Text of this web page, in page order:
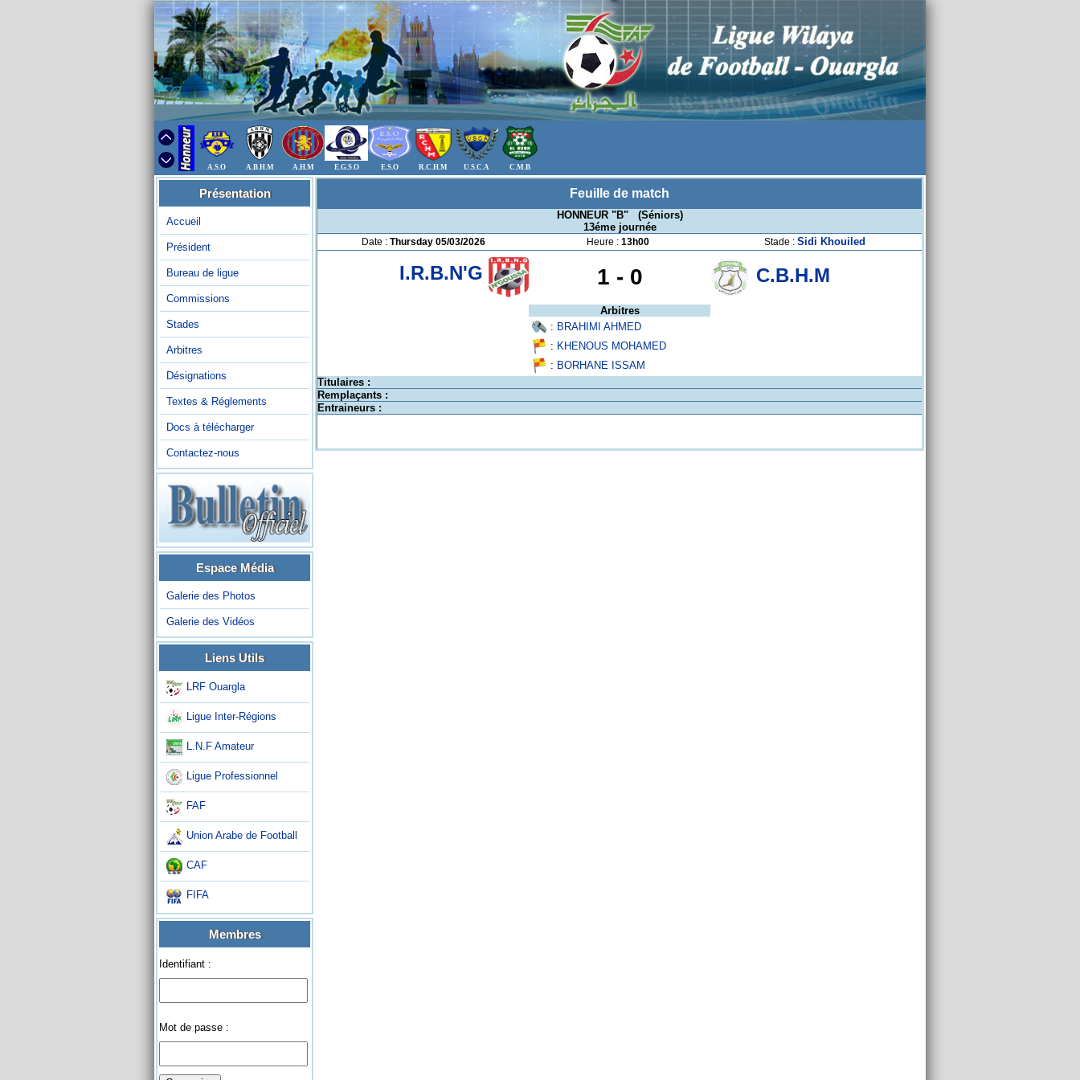
A.S.O A.B.H.M A.H.M E.G.S.O E.S.O R.C.H.M U.S.C.A C.M.B
Présentation
Accueil
Président
Bureau de ligue
Commissions
Stades
Arbitres
Désignations
Textes & Réglements
Docs à télécharger
Contactez-nous
Espace Média
Galerie des Photos
Galerie des Vidéos
Liens Utils
LRF Ouargla
Ligue Inter-Régions
L.N.F Amateur
Ligue Professionnel
FAF
Union Arabe de Football
CAF
FIFA
Membres
Identifiant :
Mot de passe :
Feuille de match
HONNEUR "B" (Séniors)
13éme journée
Date : Thursday 05/03/2026 Heure : 13h00 Stade : Sidi Khouiled
I.R.B.N'G 1 -0 C.B.H.M
Arbitres
: BRAHIMI AHMED
: KHENOUS MOHAMED
: BORHANE ISSAM
Titulaires :
Remplaçants :
Entraineurs :